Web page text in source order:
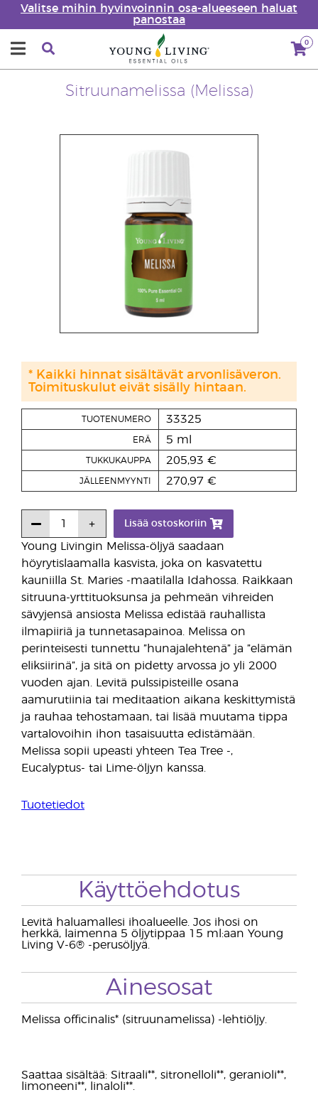
Valitse mihin hyvinvoinnin osa-alueeseen haluat
panostaa
0
Sitruunamelissa (Melissa)
Young Livingin Melissa-öljyä saadaan
höyrytislaamalla kasvista, joka on kasvatettu
kauniilla St. Maries -maatilalla Idahossa. Raikkaan
sitruuna-yrttituoksunsa ja pehmeän vihreiden
sävyjensä ansiosta Melissa edistää rauhallista
ilmapiiriä ja tunnetasapainoa. Melissa on
perinteisesti tunnettu ”hunajalehtenä” ja ”elämän
eliksiirinä”, ja sitä on pidetty arvossa jo yli 2000
vuoden ajan. Levitä pulssipisteille osana
aamurutiinia tai meditaation aikana keskittymistä
ja rauhaa tehostamaan, tai lisää muutama tippa
vartalovoihin ihon tasaisuutta edistämään.
Melissa sopii upeasti yhteen Tea Tree -,
Eucalyptus- tai Lime-öljyn kanssa.
Tuotetiedot
TUOTENUMERO 33325
ERÄ 5 ml
TUKKUKAUPPA 205,93 €
JÄLLEENMYYNTI 270,97 €
Lisää ostoskoriin
* Kaikki hinnat sisältävät arvonlisäveron.
Toimituskulut eivät sisälly hintaan.
Käyttöehdotus
Levitä haluamallesi ihoalueelle. Jos ihosi on
herkkä, laimenna 5 öljytippaa 15 ml:aan Young
Living V-6® -perusöljyä.
Ainesosat
Melissa officinalis* (sitruunamelissa) -lehtiöljy.
Saattaa sisältää: Sitraali**, sitronelloli**, geranioli**,
limoneeni**, linaloli**.